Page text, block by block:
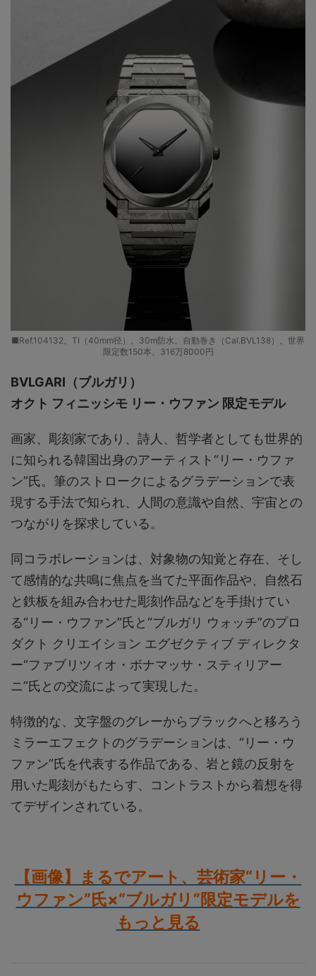
■Ref.104132。TI（40mm径）。30m防水。自動巻き（Cal.BVL138）。世界
限定数150本。316万8000円
BVLGARI（ブルガリ）
オクト フィニッシモ リー・ウファン 限定モデル
画家、彫刻家であり、詩人、哲学者としても世界的
に知られる韓国出身のアーティスト“リー・ウファ
ン”氏。筆のストロークによるグラデーションで表
現する手法で知られ、人間の意識や自然、宇宙との
つながりを探求している。
同コラボレーションは、対象物の知覚と存在、そし
て感情的な共鳴に焦点を当てた平面作品や、自然石
と鉄板を組み合わせた彫刻作品などを手掛けてい
る“リー・ウファン”氏と“ブルガリ ウォッチ”のプロ
ダクト クリエイション エグゼクティブ ディレクタ
ー“ファブリツィオ・ボナマッサ・スティリアー
ニ”氏との交流によって実現した。
特徴的な、文字盤のグレーからブラックへと移ろう
ミラーエフェクトのグラデーションは、“リー・ウ
ファン”氏を代表する作品である、岩と鏡の反射を
用いた彫刻がもたらす、コントラストから着想を得
てデザインされている。
【画像】まるでアート、芸術家“リー・
ウファン”氏×“ブルガリ”限定モデルを
もっと見る